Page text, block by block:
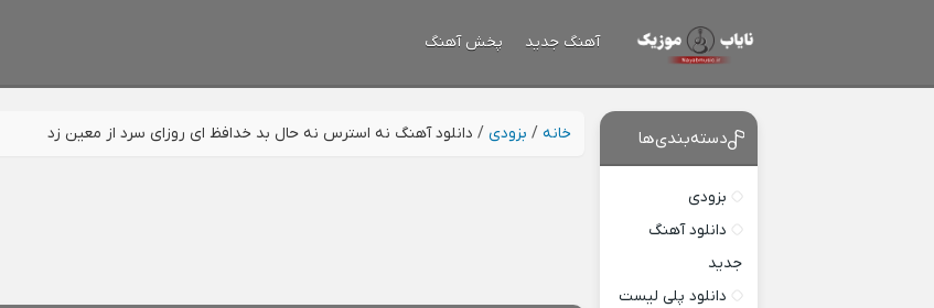
آهنگ جدید پخش آهنگ
خانه / بزودی / دانلود آهنگ نه استرس نه حال بد خدافظ ای روزای سرد از معین زد دسته‌بندی‌ها
بزودی
دانلود آهنگ
جدید
دانلود پلی لیست